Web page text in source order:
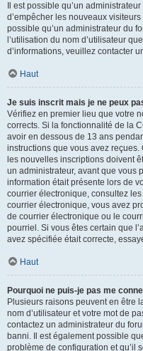
Il est possible qu’un
d’empêcher les nouveaux
possible qu’un administrateur du
l’utilisation du nom d’utilisateur
d’informations, veuillez contacter
Haut
Je suis inscrit mais je ne peux
Vérifiez en premier lieu que votre
corrects. Si la fonctionnalité de la
avoir en dessous de 13 ans
instructions que vous avez
les nouvelles inscriptions doivent
un administrateur, avant que vous
information était présente lors de
courrier électronique, consultez
courrier électronique, vous avez
de courrier électronique ou le
pourriel. Si vous êtes certain que
avez spécifiée était correcte,
Haut
Pourquoi ne puis-je pas me
Plusieurs raisons peuvent en être
nom d’utilisateur et votre mot de
contactez un administrateur du
banni. Il est également possible
problème de configuration et qu’il